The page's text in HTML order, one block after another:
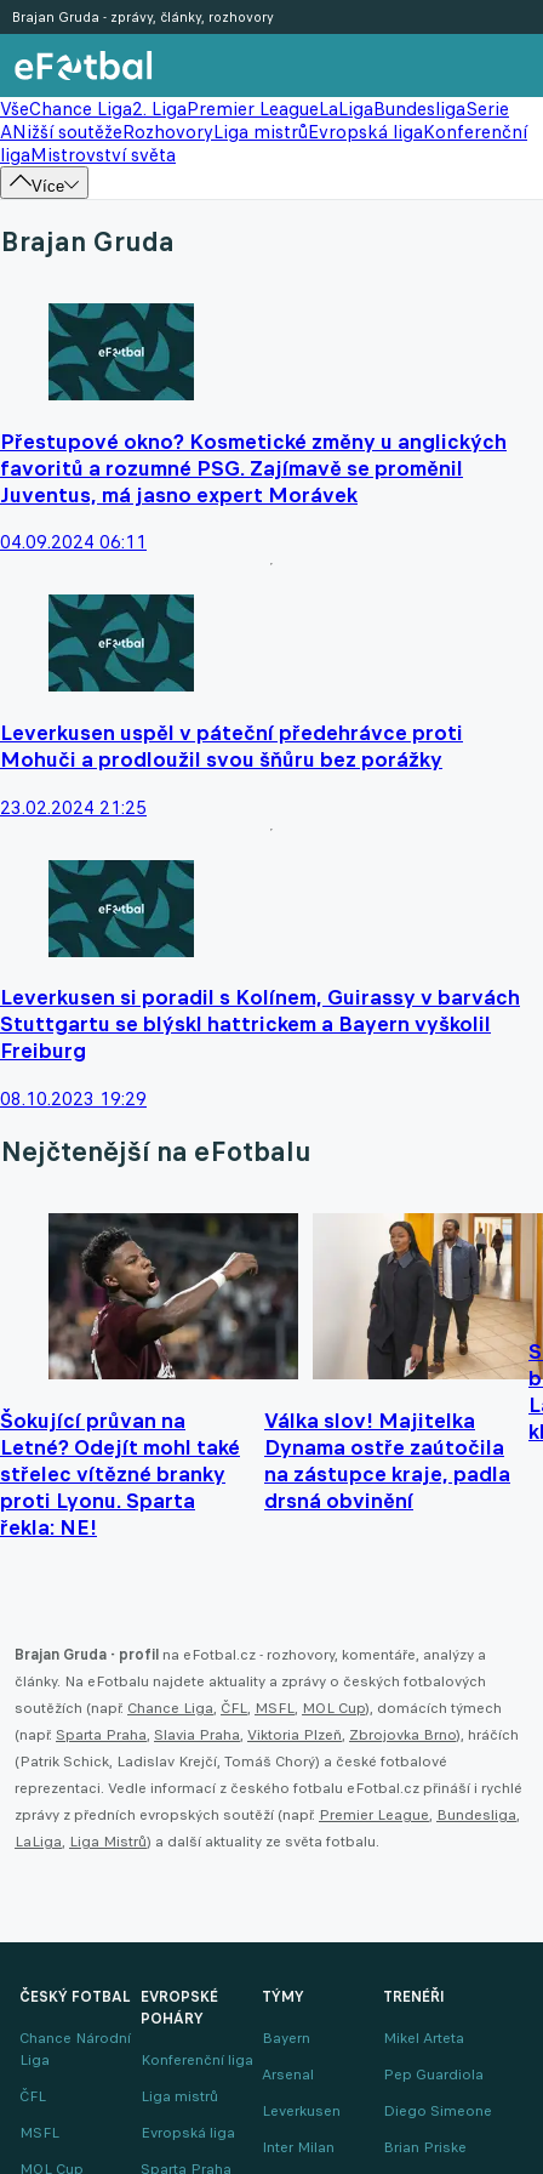
VšeChance Liga2. LigaPremier LeagueLaLigaBundesligaSerie
ANižší soutěžeRozhovoryLiga mistrůEvropská ligaKonferenční
ligaMistrovství světa
Více
Brajan Gruda - zprávy, články, rozhovory
Brajan Gruda
Přestupové okno? Kosmetické změny u anglických
favoritů a rozumné PSG. Zajímavě se proměnil
Juventus, má jasno expert Morávek
04.09.2024 06:11
Leverkusen uspěl v páteční předehrávce proti
Mohuči a prodloužil svou šňůru bez porážky
23.02.2024 21:25
Leverkusen si poradil s Kolínem, Guirassy v barvách
Stuttgartu se blýskl hattrickem a Bayern vyškolil
Freiburg
08.10.2023 19:29
Nejčtenější na eFotbalu
Šokující průvan na
Letné? Odejít mohl také
střelec vítězné branky
proti Lyonu. Sparta
řekla: NE!
Válka slov! Majitelka
Dynama ostře zaútočila
na zástupce kraje, padla
drsná obvinění
Brajan Gruda - profil na eFotbal.cz - rozhovory, komentáře, analýzy a
články. Na eFotbalu najdete aktuality a zprávy o českých fotbalových
soutěžích (např. Chance Liga, ČFL, MSFL, MOL Cup), domácích týmech
(např. Sparta Praha, Slavia Praha, Viktoria Plzeň, Zbrojovka Brno), hráčích
(Patrik Schick, Ladislav Krejčí, Tomáš Chorý) a české fotbalové
reprezentaci. Vedle informací z českého fotbalu eFotbal.cz přináší i rychlé
zprávy z předních evropských soutěží (např. Premier League, Bundesliga,
LaLiga, Liga Mistrů) a další aktuality ze světa fotbalu.
ČESKÝ FOTBAL
Chance Národní
Liga
ČFL
MSFL
MOL Cup
EVROPSKÉ
POHÁRY
Konferenční liga
Liga mistrů
Evropská liga
Sparta Praha
TÝMY
Bayern
Arsenal
Leverkusen
Inter Milan
TRENÉŘI
Mikel Arteta
Pep Guardiola
Diego Simeone
Brian Priske